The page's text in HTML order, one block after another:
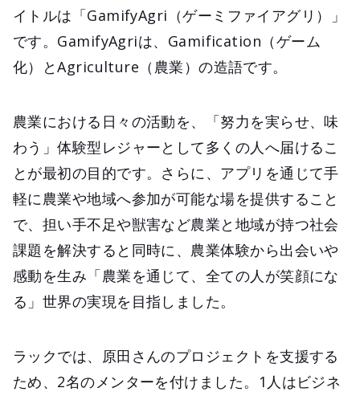
イトルは「GamifyAgri（ゲーミファイアグリ）」
です。GamifyAgriは、Gamification（ゲーム
化）とAgriculture（農業）の造語です。
農業における日々の活動を、「努力を実らせ、味
わう」体験型レジャーとして多くの人へ届けるこ
とが最初の目的です。さらに、アプリを通じて手
軽に農業や地域へ参加が可能な場を提供すること
で、担い手不足や獣害など農業と地域が持つ社会
課題を解決すると同時に、農業体験から出会いや
感動を生み「農業を通じて、全ての人が笑顔にな
る」世界の実現を目指しました。
ラックでは、原田さんのプロジェクトを支援する
ため、2名のメンターを付けました。1人はビジネ